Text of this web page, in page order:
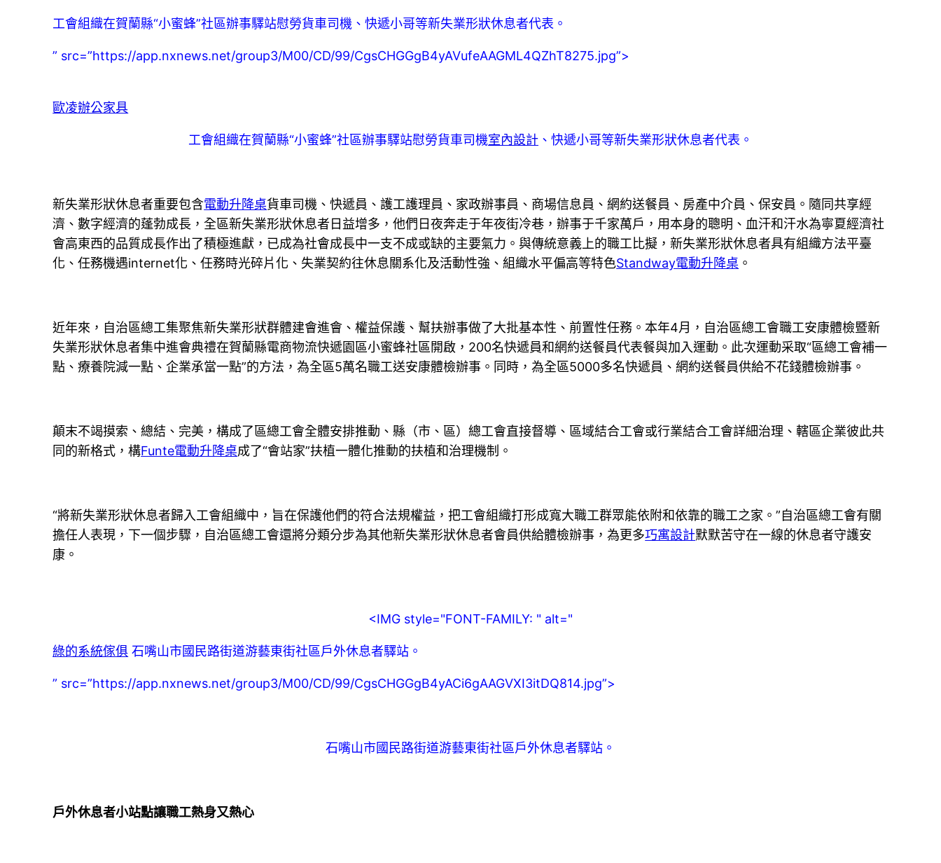
工會組織在賀蘭縣“小蜜蜂”社區辦事驛站慰勞貨車司機、快遞小哥等新失業形狀休息者代表。
” src=”https://app.nxnews.net/group3/M00/CD/99/CgsCHGGgB4yAVufeAAGML4QZhT8275.jpg”>
歐凌辦公家具
工會組織在賀蘭縣“小蜜蜂”社區辦事驛站慰勞貨車司機室內設計 、快遞小哥等新失業形狀休息者代表。
新失業形狀休息者重要包含電動升降桌貨車司機、快遞員、護工護理員、家政辦事員、商場信息員、網約送餐員、房產中介員、保安員。隨同共享經
濟、數字經濟的蓬勃成長，全區新失業形狀休息者日益增多，他們日夜奔走于年夜街冷巷，辦事于千家萬戶，用本身的聰明、血汗和汗水為寧夏經濟社
會高東西的品質成長作出了積極進獻，已成為社會成長中一支不成或缺的主要氣力。與傳統意義上的職工比擬，新失業形狀休息者具有組織方法平臺
化、任務機遇internet化、任務時光碎片化、失業契約往休息關系化及活動性強、組織水平偏高等特色Standway電動升降桌 。
近年來，自治區總工集聚焦新失業形狀群體建會進會、權益保護、幫扶辦事做了大批基本性、前置性任務。本年4月，自治區總工會職工安康體檢暨新
失業形狀休息者集中進會典禮在賀蘭縣電商物流快遞園區小蜜蜂社區開啟，200名快遞員和網約送餐員代表餐與加入運動。此次運動采取“區總工會補一
點、療養院減一點、企業承當一點”的方法，為全區5萬名職工送安康體檢辦事。同時，為全區5000多名快遞員、網約送餐員供給不花錢體檢辦事。
顛末不竭摸索、總結、完美，構成了區總工會全體安排推動、縣（市、區）總工會直接督導、區域結合工會或行業結合工會詳細治理、轄區企業彼此共
同的新格式，構Funte電動升降桌成了“會站家”扶植一體化推動的扶植和治理機制。
“將新失業形狀休息者歸入工會組織中，旨在保護他們的符合法規權益，把工會組織打形成寬大職工群眾能依附和依靠的職工之家。”自治區總工會有關
擔任人表現，下一個步驟，自治區總工會還將分類分步為其他新失業形狀休息者會員供給體檢辦事，為更多巧寓設計默默苦守在一線的休息者守護安
康。
<IMG style="FONT-FAMILY: " alt="
綠的系統傢俱 石嘴山市國民路街道游藝東街社區戶外休息者驛站。
” src=”https://app.nxnews.net/group3/M00/CD/99/CgsCHGGgB4yACi6gAAGVXI3itDQ814.jpg”>
石嘴山市國民路街道游藝東街社區戶外休息者驛站。
戶外休息者小站點讓職工熱身又熱心